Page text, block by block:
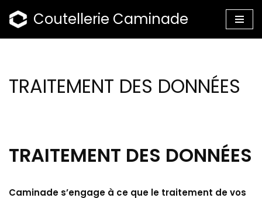
Aller
Coutellerie Caminade
TRAITEMENT DES DONNÉES
TRAITEMENT DES DONNÉES
Caminade s’engage à ce que le traitement de vos